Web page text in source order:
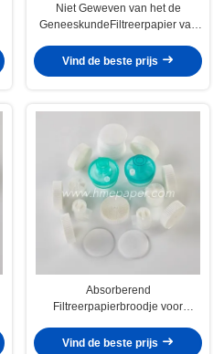
Niet Geweven van het de
GeneeskundeFiltreerpapier van
Broodjeszak 135mm
Vind de beste prijs
Absorberend
Filtreerpapierbroodje voor
Vind de beste prijs